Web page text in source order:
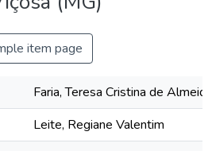
item page
Faria, Teresa Cristina de Almeida
Leite, Regiane Valentim